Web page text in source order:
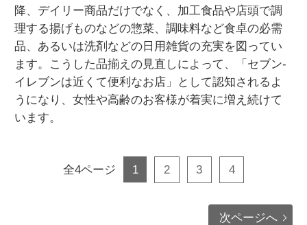
降、デイリー商品だけでなく、加工食品や店頭で調
理する揚げものなどの惣菜、調味料など食卓の必需
品、あるいは洗剤などの日用雑貨の充実を図ってい
ます。こうした品揃えの見直しによって、「セブン‐
イレブンは近くて便利なお店」として認知されるよ
うになり、女性や高齢のお客様が着実に増え続けて
います。
全4ページ 1 2 3 4
次ページへ